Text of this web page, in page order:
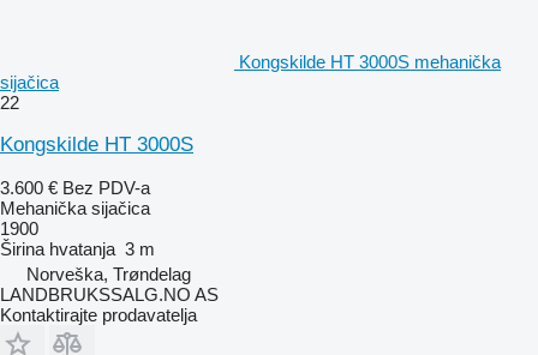
Kongskilde HT 3000S mehanička
sijačica
22
Kongskilde HT 3000S
3.600 € Bez PDV-a
Mehanička sijačica
1900
Širina hvatanja 3 m
Norveška, Trøndelag
LANDBRUKSSALG.NO AS
Kontaktirajte prodavatelja